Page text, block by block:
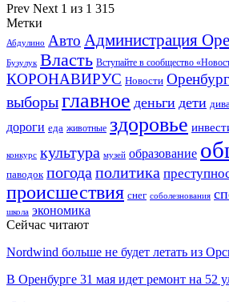
Prev Next 1 из 1 315
Метки
Абдулино Авто Администрация
Бузулук Власть Вступайте в сообщество
КОРОНАВИРУС Новости Оренбург
выборыглавное деньги дети
дороги еда животные здоровье
конкурс культура музей образование
паводок погода политика
происшествия снег соболезнования
школа экономика
Сейчас читают
Nordwind больше не будет летать из
В Оренбурге 31 мая идет ремонт на 52